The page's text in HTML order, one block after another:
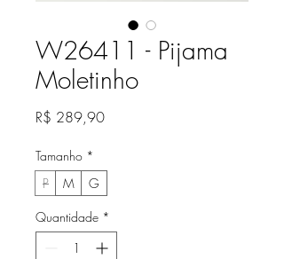
W26411 - Pijama
Moletinho
R$ 289,90Preço
Tamanho *
P
M
G
Quantidade *